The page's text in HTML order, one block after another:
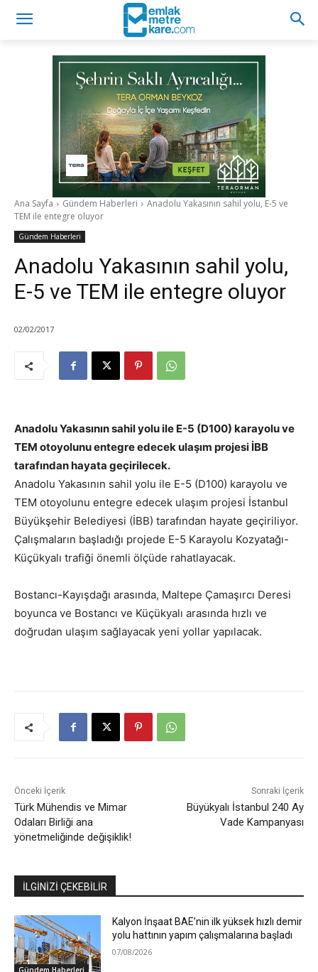
Ana Sayfa Gündem Haberleri
Anadolu Yakasının sahil yolu, E-5 ve
TEM ile entegre oluyor
Gündem Haberleri
Anadolu Yakasının sahil yolu,
E-5 ve TEM ile entegre oluyor
02/02/2017
Anadolu Yakasının sahil yolu ile E-5 (D100) karayolu ve
TEM otoyolunu entegre edecek ulaşım projesi İBB
tarafından hayata geçirilecek.
Anadolu Yakasının sahil yolu ile E-5 (D100) karayolu ve
TEM otoyolunu entegre edecek ulaşım projesi İstanbul
Büyükşehir Belediyesi (İBB) tarafından hayate geçiriliyor.
Çalışmaların başladığı projede E-5 Karayolu Kozyatağı-
Küçükyalı trafiği önemli ölçüde rahatlayacak.
Bostancı-Kayışdağı arasında, Maltepe Çamaşırcı Deresi
boyunca ve Bostancı ve Küçükyalı arasında hızlı ve
doğrudan ulaşım sağlayacak yeni yollar yapılacak.
Önceki İçerik
Türk Mühendis ve Mimar
Odaları Birliği ana
yönetmeliğinde değişiklik!
Sonraki İçerik
Büyükyalı İstanbul 240 Ay
Vade Kampanyası
İLGİNİZİ ÇEKEBİLİR
Gündem Haberleri
Kalyon İnşaat BAE’nin ilk yüksek hızlı demir
yolu hattının yapım çalışmalarına başladı
07/08/2026